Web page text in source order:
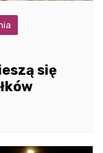
się